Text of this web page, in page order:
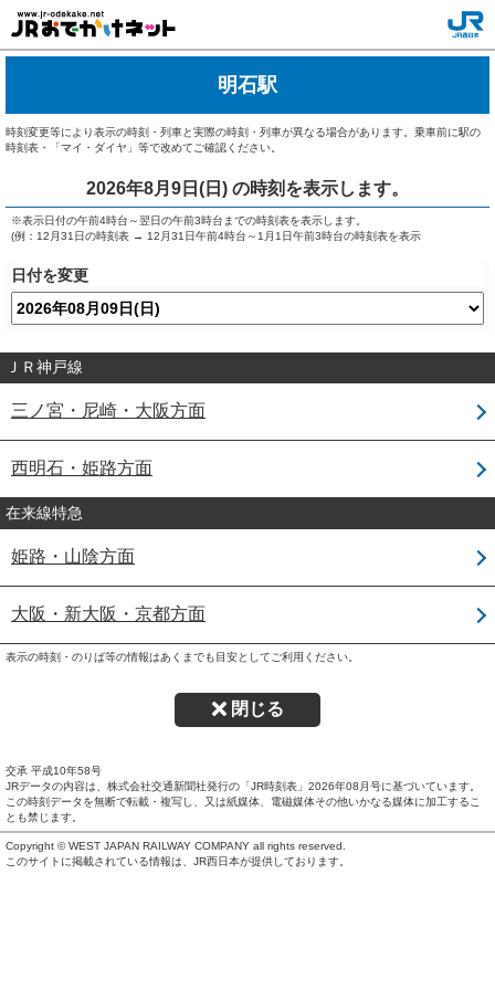
明石駅
時刻変更等により表示の時刻・列車と実際の時刻・列車が異なる場合があります。乗車前に駅の
時刻表・「マイ・ダイヤ」等で改めてご確認ください。
2026年8月9日(日) の時刻を表示します。
日付を変更
※表示日付の午前4時台～翌日の午前3時台までの時刻表を表示します。
(例：12月31日の時刻表 → 12月31日午前4時台～1月1日午前3時台の時刻表を表示
ＪＲ神戸線
三ノ宮・尼崎・大阪方面
西明石・姫路方面
在来線特急
姫路・山陰方面
大阪・新大阪・京都方面
表示の時刻・のりば等の情報はあくまでも目安としてご利用ください。
閉じる
交承 平成10年58号
JRデータの内容は、株式会社交通新聞社発行の「JR時刻表」 2026年08月号に基づいています。
この時刻データを無断で転載・複写し、又は紙媒体、電磁媒体その他いかなる媒体に加工するこ
とも禁じます。
Copyright © WEST JAPAN RAILWAY COMPANY all rights reserved.
このサイトに掲載されている情報は、JR西日本が提供しております。